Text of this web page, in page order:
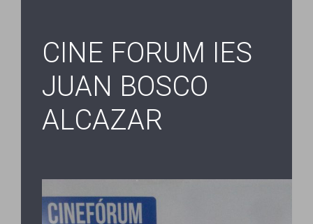
CINE FORUM IES
JUAN BOSCO
ALCAZAR